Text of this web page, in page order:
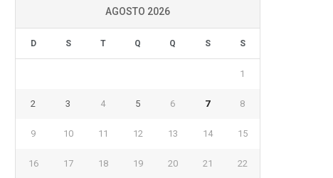
AGOSTO 2026
D S T Q Q S S
1
2 3 4 5 6 7 8
9 10 11 12 13 14 15
16 17 18 19 20 21 22